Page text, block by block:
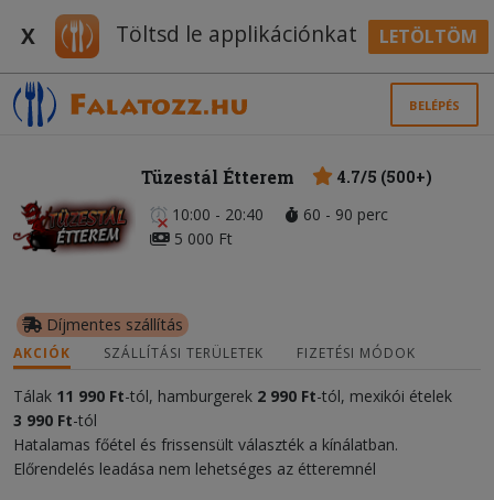
X Töltsd le applikációnkat LETÖLTÖM
BELÉPÉS
Tüzestál Étterem
4.7/5 (500+)
10:00 - 20:40
60 - 90 perc
5 000 Ft
Díjmentes szállítás
AKCIÓK SZÁLLÍTÁSI TERÜLETEK FIZETÉSI MÓDOK
Tálak 11 990 Ft-tól, hamburgerek 2 990 Ft-tól, mexikói ételek
3 990 Ft-tól
Hatalamas főétel és frissensült választék a kínálatban.
Előrendelés leadása nem lehetséges az étteremnél